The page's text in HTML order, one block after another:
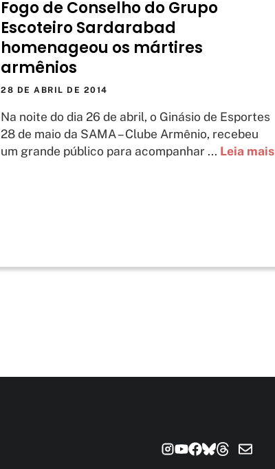
Fogo de Conselho do Grupo
Escoteiro Sardarabad
homenageou os mártires
armênios
28 DE ABRIL DE 2014
Na noite do dia 26 de abril, o Ginásio de Esportes
28 de maio da SAMA – Clube Armênio, recebeu
um grande público para acompanhar ... Leia mais